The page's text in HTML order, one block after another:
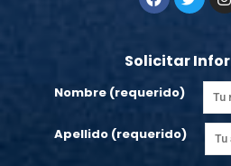
Solicitar
Nombre (requerido)
Apellido (requerido)